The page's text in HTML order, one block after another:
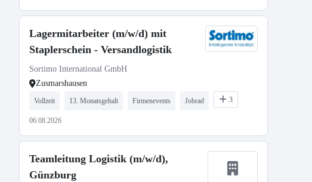
Lagermitarbeiter (m/w/d) mit
Staplerschein - Versandlogistik
Sortimo International GmbH
Zusmarshausen
Vollzeit 13. Monatsgehalt Firmenevents Jobrad 3
06.08.2026
Teamleitung Logistik (m/w/d),
Günzburg